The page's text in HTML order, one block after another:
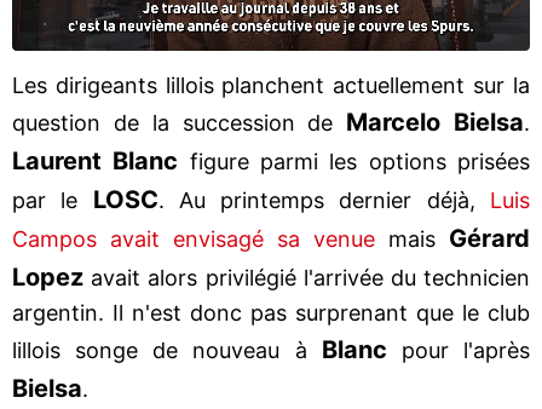
Les dirigeants lillois planchent actuellement sur la
question de la succession de Marcelo Bielsa.
Laurent Blanc figure parmi les options prisées
par le LOSC. Au printemps dernier déjà, Luis
Campos avait envisagé sa venue mais Gérard
Lopez avait alors privilégié l'arrivée du technicien
argentin. Il n'est donc pas surprenant que le club
lillois songe de nouveau à Blanc pour l'après
Bielsa.